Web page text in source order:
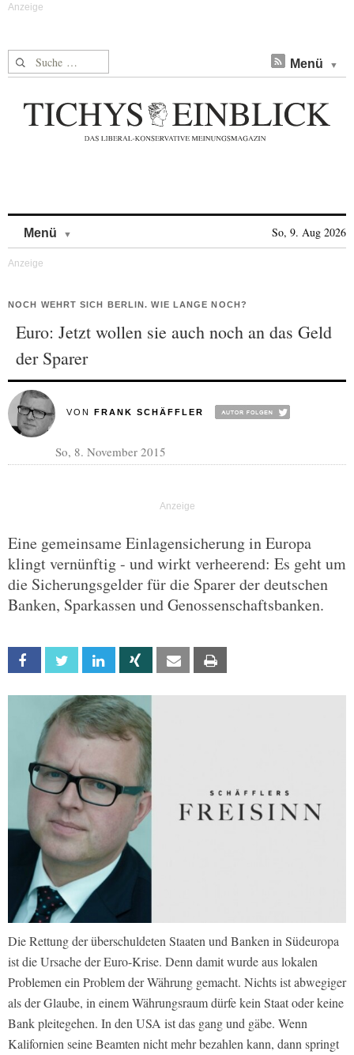
Suche nach: Menü
Menü So, 9. Aug 2026
NOCH WEHRT SICH BERLIN. WIE LANGE NOCH?
Euro: Jetzt wollen sie auch noch an das Geld
der Sparer
VON FRANK SCHÄFFLER
So, 8. November 2015
Eine gemeinsame Einlagensicherung in Europa
klingt vernünftig - und wirkt verheerend: Es geht um
die Sicherungsgelder für die Sparer der deutschen
Banken, Sparkassen und Genossenschaftsbanken.
Facebook Twitter Linkedin Xing Email
Die Rettung der überschuldeten Staaten und Banken in Südeuropa
ist die Ursache der Euro-Krise. Denn damit wurde aus lokalen
Problemen ein Problem der Währung gemacht. Nichts ist abwegiger
als der Glaube, in einem Währungsraum dürfe kein Staat oder keine
Bank pleitegehen. In den USA ist das gang und gäbe. Wenn
Kalifornien seine Beamten nicht mehr bezahlen kann, dann springt